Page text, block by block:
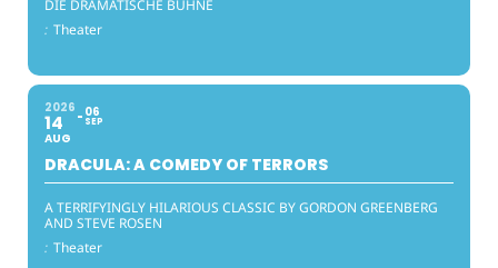
DIE DRAMATISCHE BÜHNE
: Theater
2026
14
AUG
06
SEP
DRACULA: A COMEDY OF TERRORS
A TERRIFYINGLY HILARIOUS CLASSIC BY GORDON GREENBERG
AND STEVE ROSEN
: Theater